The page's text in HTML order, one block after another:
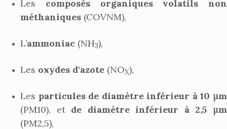
Les composés organiques volatils non
méthaniques (COVNM),
L’ammoniac (NH3),
Les oxydes d'azote (NOX),
Les particules de diamètre inférieur à 10 μm
(PM10), et de diamètre inférieur à 2,5 μm
(PM2,5),